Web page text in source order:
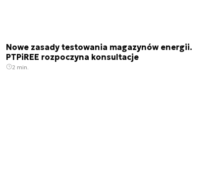
Nowe zasady testowania magazynów energii.
PTPiREE rozpoczyna konsultacje
2 min.